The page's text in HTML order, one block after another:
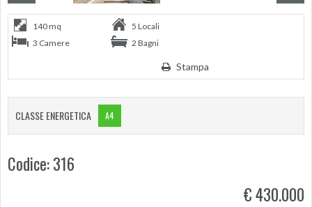
140 mq
5 Locali
3 Camere
2 Bagni
Stampa
CLASSE ENERGETICA A4
Codice: 316
€ 430.000